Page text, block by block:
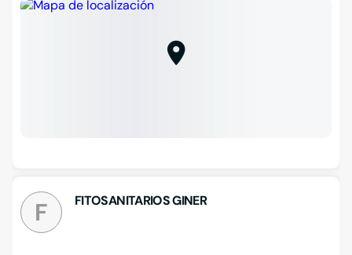
F FITOSANITARIOS GINER